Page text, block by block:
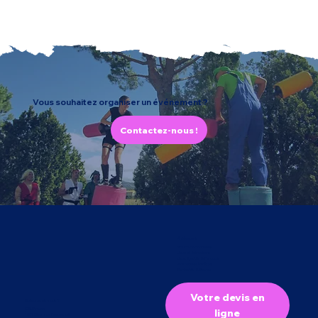
Vous souhaitez organiser un événement ?
Contactez-nous !
Votre devis en
ligne